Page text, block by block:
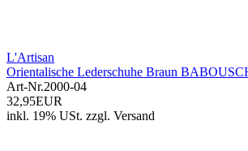
L'Artisan
Orientalische Lederschuhe Braun
Art-Nr.2000-04
32,95EUR
inkl. 19% USt. zzgl. Versand